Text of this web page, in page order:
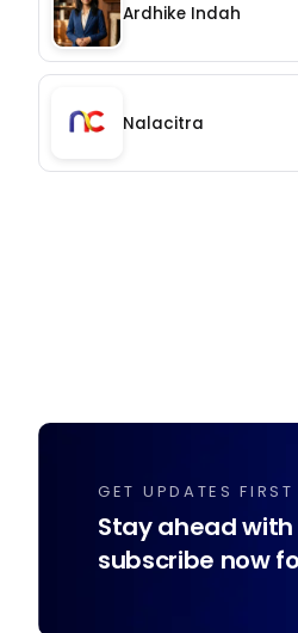
Chat
Ikuti
Ardhike Indah
Nalacitra
GET UPDATES FIRST
Stay ahead
subscribe now